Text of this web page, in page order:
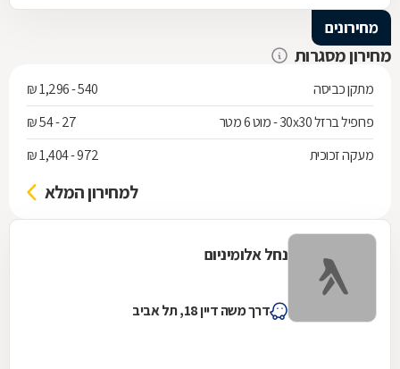
מחירונים
מחירון מסגרות
מתקן כביסה
540 - 1,296 ₪
פרופיל ברזל 30x30 - מוט 6 מטר
27 - 54 ₪
מעקה זכוכית
972 - 1,404 ₪
למחירון המלא
נחל אלומיניום
דרך משה דיין 18, תל אביב